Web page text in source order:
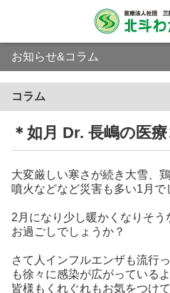
お知らせ&コラム
コラム
＊如月 Dr. 長嶋の医
大変厳しい寒さが続き大雪、
噴火などなど災害も多い1月で
2月になり少し暖かくなりそ
お過ごしでしょうか？
さて人インフルエンザも流行
も徐々に感染が広がっているよ
皆様もくれぐれもお気をつけ